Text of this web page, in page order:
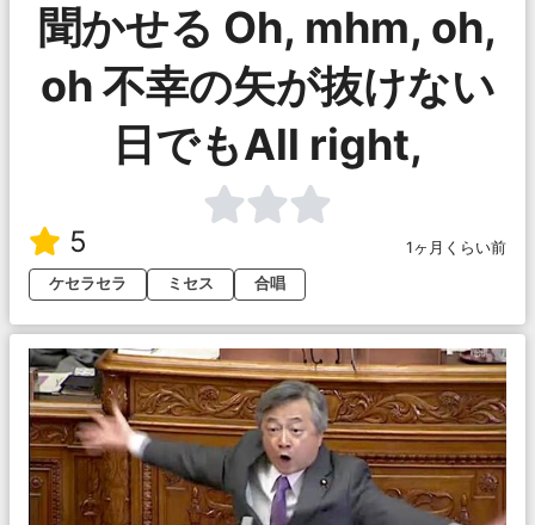
聞かせる Oh, mhm, oh,
oh 不幸の矢が抜けない
日でもAll right,
5
1ヶ月くらい前
ケセラセラ
ミセス 合唱